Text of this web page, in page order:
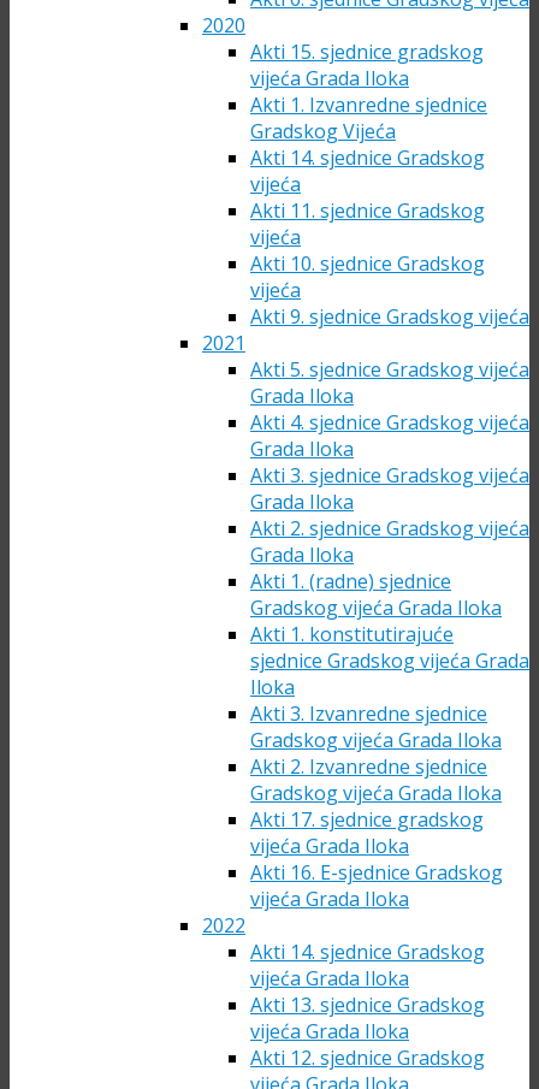
2020
Akti 15. sjednice gradskog
vijeća Grada Iloka
Akti 1. Izvanredne sjednice
Gradskog Vijeća
Akti 14. sjednice Gradskog
vijeća
Akti 11. sjednice Gradskog
vijeća
Akti 10. sjednice Gradskog
vijeća
Akti 9. sjednice Gradskog vijeća
2021
Akti 5. sjednice Gradskog vijeća
Grada Iloka
Akti 4. sjednice Gradskog vijeća
Grada Iloka
Akti 3. sjednice Gradskog vijeća
Grada Iloka
Akti 2. sjednice Gradskog vijeća
Grada Iloka
Akti 1. (radne) sjednice
Gradskog vijeća Grada Iloka
Akti 1. konstitutirajuće
sjednice Gradskog vijeća Grada
Iloka
Akti 3. Izvanredne sjednice
Gradskog vijeća Grada Iloka
Akti 2. Izvanredne sjednice
Gradskog vijeća Grada Iloka
Akti 17. sjednice gradskog
vijeća Grada Iloka
Akti 16. E-sjednice Gradskog
vijeća Grada Iloka
2022
Akti 14. sjednice Gradskog
vijeća Grada Iloka
Akti 13. sjednice Gradskog
vijeća Grada Iloka
Akti 12. sjednice Gradskog